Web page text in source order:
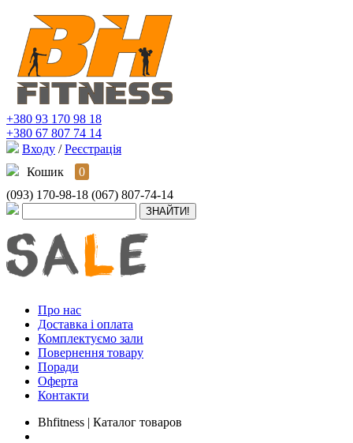
+380 93 170 98 18
+380 67 807 74 14
Входу / Реєстрація
Кошик
0
(093) 170-98-18 (067) 807-74-14
Про нас
Доставка і оплата
Комплектуємо зали
Повернення товару
Поради
Оферта
Контакти
Bhfitness | Каталог товаров